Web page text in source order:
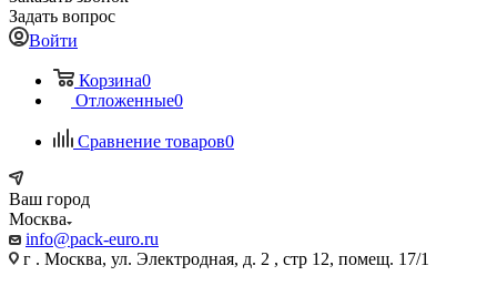
Задать вопрос
Войти
Корзина0
Отложенные0
Сравнение товаров0
Ваш город
Москва
info@pack-euro.ru
г . Москва, ул. Электродная, д. 2 , стр 12, помещ. 17/1